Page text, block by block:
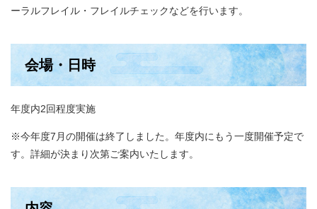
ーラルフレイル・フレイルチェックなどを行います。
会場・日時
年度内2回程度実施
※今年度7月の開催は終了しました。年度内にもう一度開催予定で
す。詳細が決まり次第ご案内いたします。